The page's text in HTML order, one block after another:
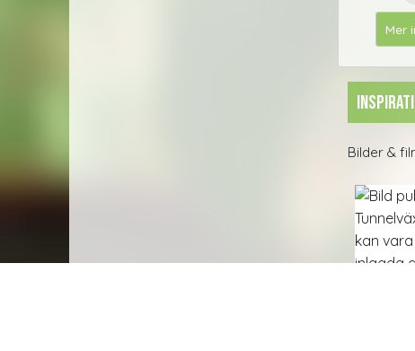
Mer
Bilder &